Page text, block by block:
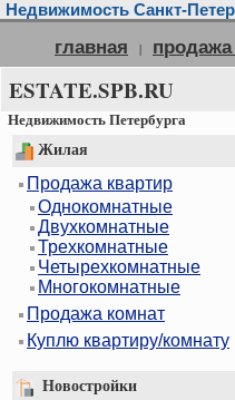
Недвижимость Санкт-
главная | продажа
ESTATE.SPB.RU
Недвижимость Петербурга
Жилая
Продажа квартир
Однокомнатные
Двухкомнатные
Трехкомнатные
Четырехкомнатные
Многокомнатные
Продажа комнат
Куплю квартиру/комнату
Новостройки